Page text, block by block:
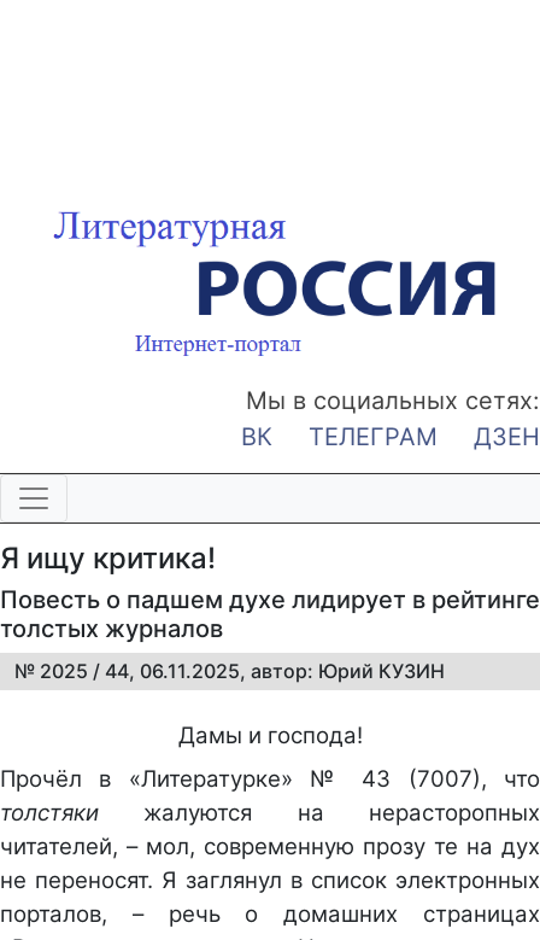
Мы в социальных сетях:
ВК
ТЕЛЕГРАМ ДЗЕН
Я ищу критика!
Повесть о падшем духе лидирует в рейтинге
толстых журналов
№ 2025 / 44, 06.11.2025, автор: Юрий КУЗИН
Дамы и господа!
Прочёл в «Литературке» № 43 (7007), что
толстяки жалуются на нерасторопных
читателей, – мол, современную прозу те на дух
не переносят. Я заглянул в список электронных
порталов, – речь о домашних страницах